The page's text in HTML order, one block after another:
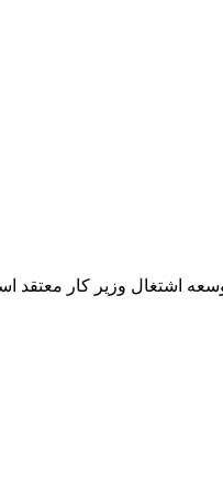
اشتغال وزیر کار معتقد